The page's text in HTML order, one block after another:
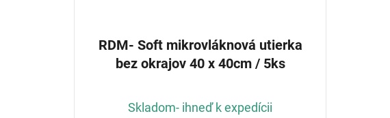
RDM- Soft mikrovláknová utierka
bez okrajov 40 x 40cm / 5ks
Skladom- ihneď k expedícii